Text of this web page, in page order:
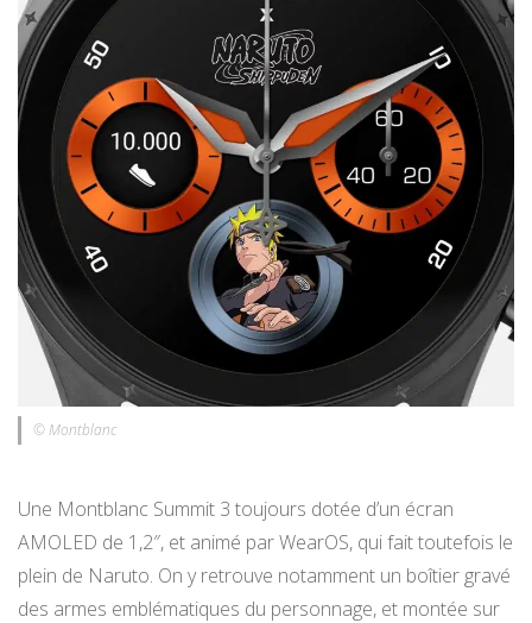
© Montblanc
Une Montblanc Summit 3 toujours dotée d’un écran
AMOLED de 1,2″, et animé par WearOS, qui fait toutefois le
plein de Naruto. On y retrouve notamment un boîtier gravé
des armes emblématiques du personnage, et montée sur